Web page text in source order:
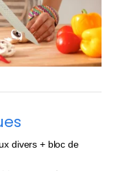
divers + bloc de